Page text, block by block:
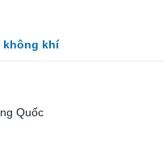
không khí
Quốc